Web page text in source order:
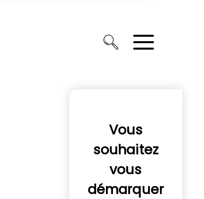
Vous
souhaitez
vous
démarquer